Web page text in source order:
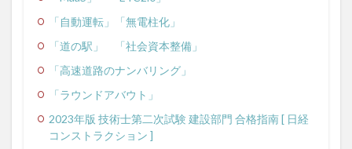
「自動運転」
「無電柱化」
「道の駅」
「社会資本整備」
「高速道路のナンバリング」
「ラウンドアバウト」
2023年版 技術士第二次試験 建設部門 合格指南 [ 日経
コンストラクション ]